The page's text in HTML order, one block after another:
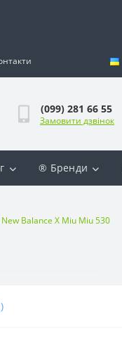
(099) 281 66 55
Замовити дзвінок
® Бренди
New Balance X Miu Miu 530